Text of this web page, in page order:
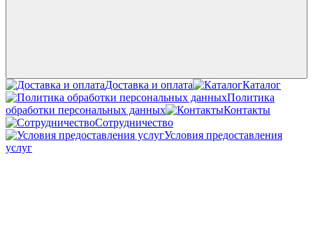
Доставка и оплата
Каталог
Политика
обработки персональных данных
Контакты
Сотрудничество
Условия предоставления
услуг